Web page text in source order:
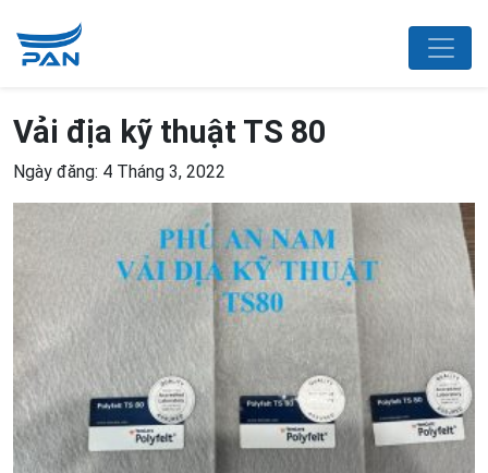
Vải địa kỹ thuật TS 80
Ngày đăng: 4 Tháng 3, 2022